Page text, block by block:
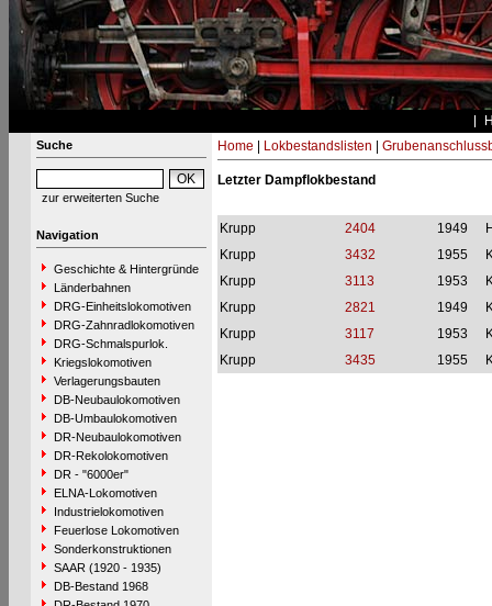
Suche
zur erweiterten Suche
Navigation
Geschichte & Hintergründe
Länderbahnen
DRG-Einheitslokomotiven
DRG-Zahnradlokomotiven
DRG-Schmalspurlok.
Kriegslokomotiven
Verlagerungsbauten
DB-Neubaulokomotiven
DB-Umbaulokomotiven
DR-Neubaulokomotiven
DR-Rekolokomotiven
DR - "6000er"
ELNA-Lokomotiven
Industrielokomotiven
Feuerlose Lokomotiven
Sonderkonstruktionen
SAAR (1920 - 1935)
DB-Bestand 1968
Home Lokbestandslisten
Letzter Dampflokbestand
Krupp 2404 1949
Krupp
3432 1955
Krupp
3113 1953
Krupp
2821 1949
Krupp
3117 1953
Krupp
3435 1955